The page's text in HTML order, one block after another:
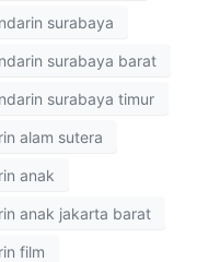
surabaya
surabaya barat
surabaya timur
alam sutera
anak
anak jakarta barat
film